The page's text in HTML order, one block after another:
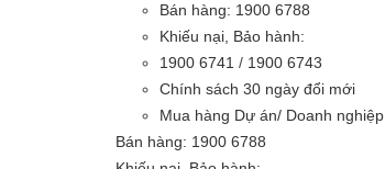
Bán hàng: 1900 6788
Khiếu nại, Bảo hành:
1900 6741 / 1900 6743
Chính sách 30 ngày đổi mới
Mua hàng Dự án/ Doanh nghiệp
Bán hàng: 1900 6788